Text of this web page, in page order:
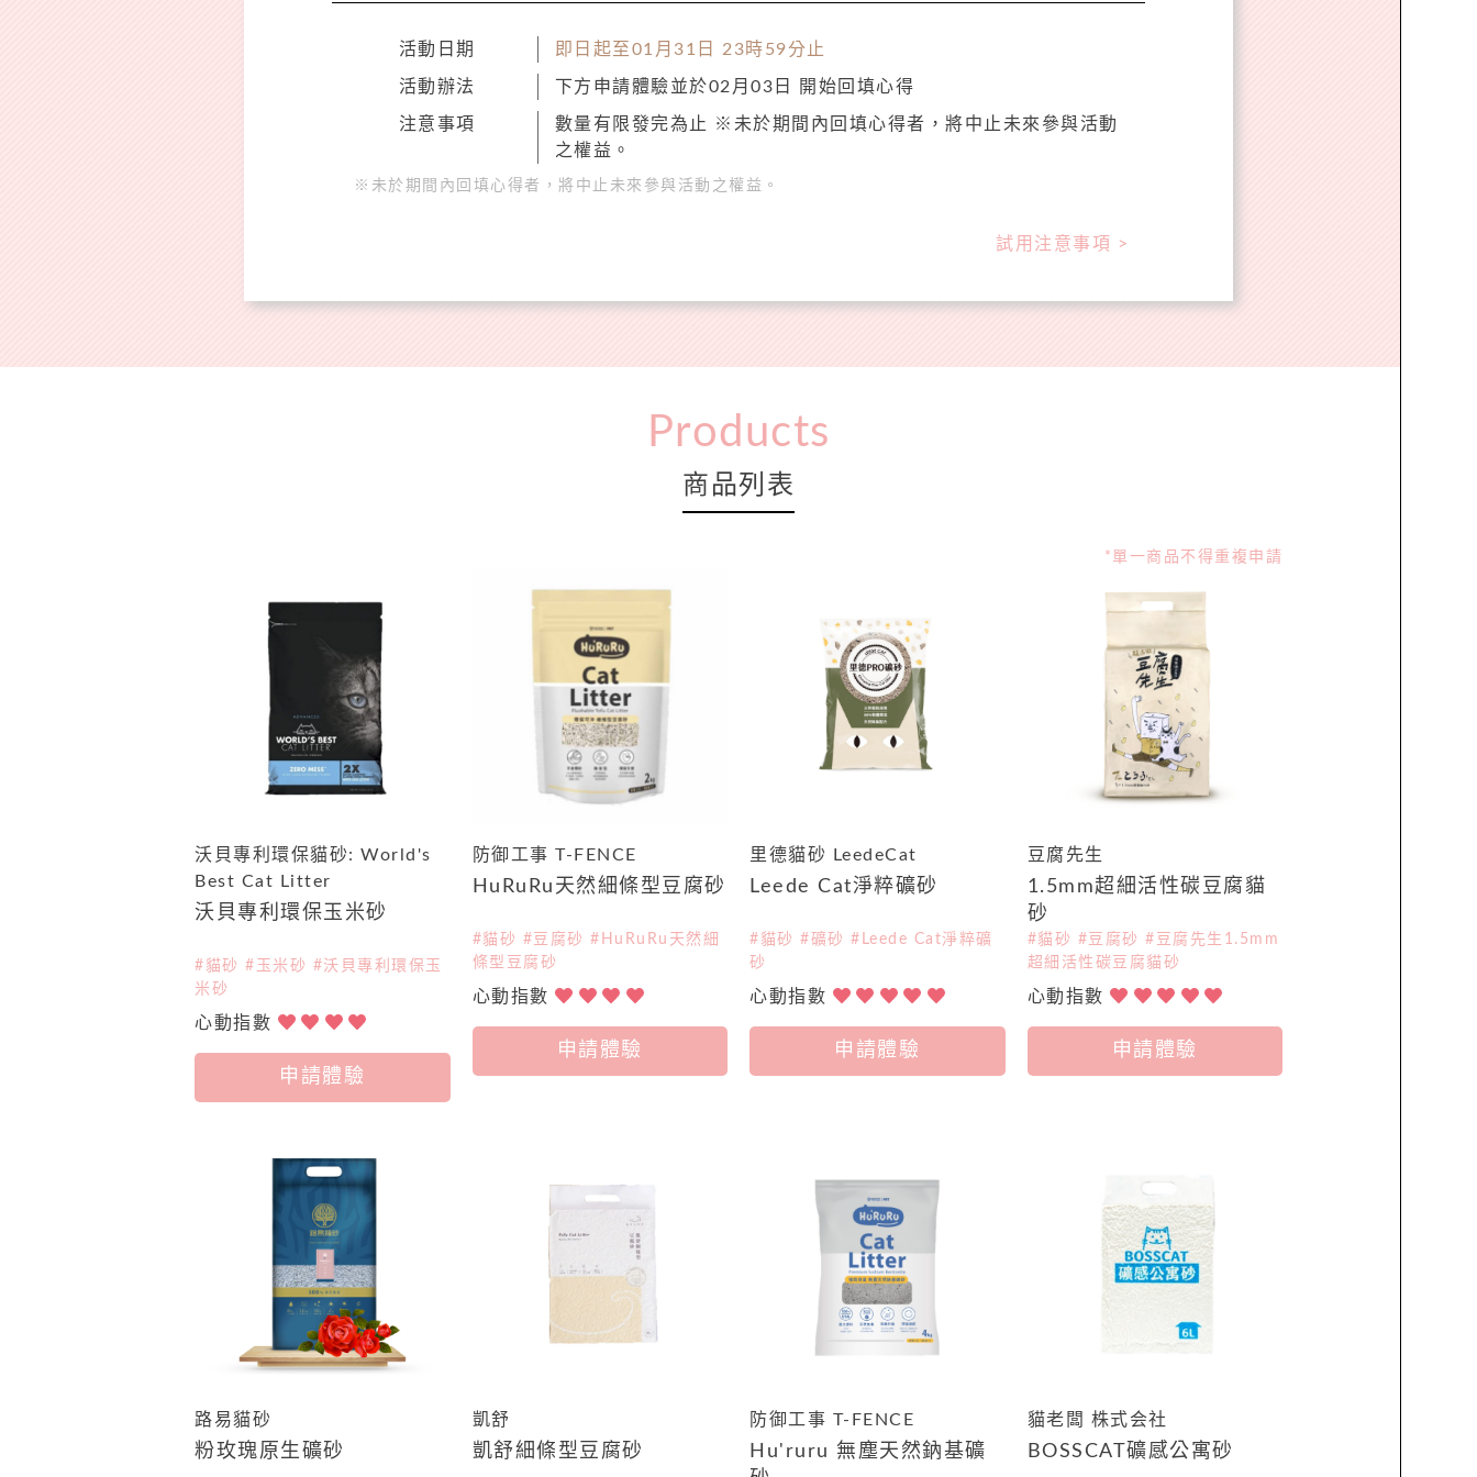
活動日期 即日起至01月31日 23時59分止
活動辦法 下方申請體驗並於02月03日 開始回填心得
注意事項
數量有限發完為止 ※未於期間內回填心得者，將中止未來參與活動
之權益。
※未於期間內回填心得者，將中止未來參與活動之權益。
試用注意事項 >
Products
商品列表
*單一商品不得重複申請
沃貝專利環保貓砂: World's
Best Cat Litter
沃貝專利環保玉米砂
#貓砂 #玉米砂 #沃貝專利環保玉
米砂
心動指數
申請體驗
防御工事 T-FENCE
HuRuRu天然細條型豆腐砂
#貓砂 #豆腐砂 #HuRuRu天然細
條型豆腐砂
心動指數
申請體驗
里德貓砂 LeedeCat
Leede Cat淨粹礦砂
#貓砂 #礦砂 #Leede Cat淨粹礦
砂
心動指數
申請體驗
豆腐先生
1.5mm超細活性碳豆腐貓
砂
#貓砂 #豆腐砂 #豆腐先生1.5mm
超細活性碳豆腐貓砂
心動指數
申請體驗
路易貓砂
粉玫瑰原生礦砂
凱舒
凱舒細條型豆腐砂
防御工事 T-FENCE
Hu'ruru 無塵天然鈉基礦
貓老闆 株式会社
BOSSCAT礦感公寓砂